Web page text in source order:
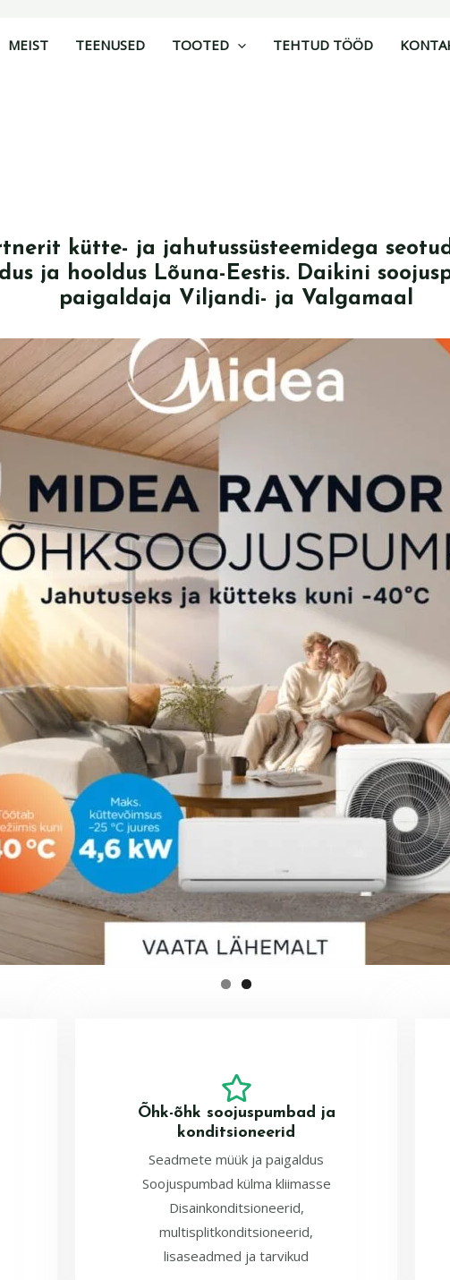
MEIST TEENUSED TOOTED TEHTUD TÖÖD
kütte- ja jahutussüsteemidega
ja hooldus Lõuna-Eestis. Daikini
paigaldaja Viljandi- ja Valgamaal
Õhk-õhk soojuspumbad ja
konditsioneerid
Seadmete müük ja paigaldus
Soojuspumbad külma kliimasse
Disainkonditsioneerid,
multisplitkonditsioneerid,
lisaseadmed ja tarvikud